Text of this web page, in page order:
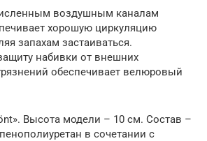
воздушным каналам
хорошую циркуляцию
запахам застаиваться.
набивки от внешних
обеспечивает велюровый
Высота модели – 10 см. Состав –
в сочетании с